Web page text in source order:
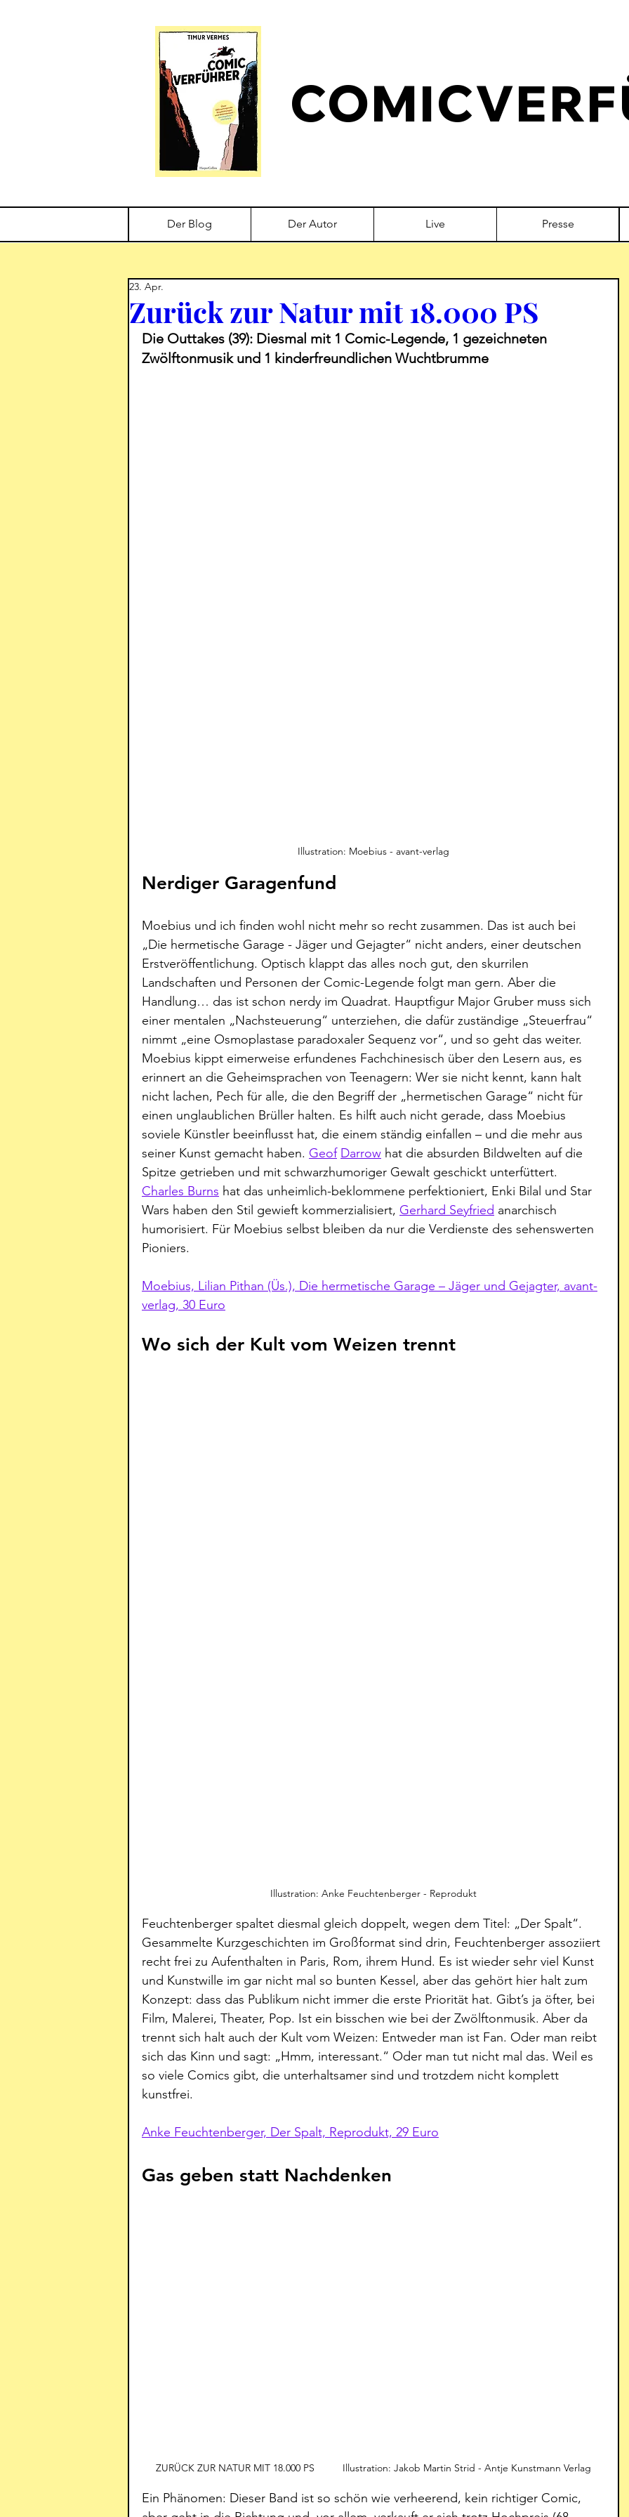
Der Blog Der Autor Live Presse
Zurück zur Natur mit 18.000 PS
23. Apr.
Die Outtakes (39): Diesmal mit 1 Comic-Legende, 1 gezeichneten
Zwölftonmusik und 1 kinderfreundlichen Wuchtbrumme
Illustration: Moebius - avant-verlag
Nerdiger Garagenfund
Moebius und ich finden wohl nicht mehr so recht zusammen. Das ist auch bei
„Die hermetische Garage - Jäger und Gejagter“ nicht anders, einer deutschen
Erstveröffentlichung. Optisch klappt das alles noch gut, den skurrilen
Landschaften und Personen der Comic-Legende folgt man gern. Aber die
Handlung… das ist schon nerdy im Quadrat. Hauptfigur Major Gruber muss sich
einer mentalen „Nachsteuerung“ unterziehen, die dafür zuständige „Steuerfrau“
nimmt „eine Osmoplastase paradoxaler Sequenz vor“, und so geht das weiter.
Moebius kippt eimerweise erfundenes Fachchinesisch über den Lesern aus, es
erinnert an die Geheimsprachen von Teenagern: Wer sie nicht kennt, kann halt
nicht lachen, Pech für alle, die den Begriff der „hermetischen Garage“ nicht für
einen unglaublichen Brüller halten. Es hilft auch nicht gerade, dass Moebius
soviele Künstler beeinflusst hat, die einem ständig einfallen – und die mehr aus
seiner Kunst gemacht haben. Geof Darrow hat die absurden Bildwelten auf die
Spitze getrieben und mit schwarzhumoriger Gewalt geschickt unterfüttert.
Charles Burns hat das unheimlich-beklommene perfektioniert, Enki Bilal und Star
Wars haben den Stil gewieft kommerzialisiert, Gerhard Seyfried anarchisch
humorisiert. Für Moebius selbst bleiben da nur die Verdienste des sehenswerten
Pioniers.
Moebius, Lilian Pithan (Üs.), Die hermetische Garage – Jäger und Gejagter, avant-
verlag, 30 Euro
Wo sich der Kult vom Weizen trennt
Illustration: Anke Feuchtenberger - Reprodukt
Feuchtenberger spaltet diesmal gleich doppelt, wegen dem Titel: „Der Spalt“.
Gesammelte Kurzgeschichten im Großformat sind drin, Feuchtenberger assoziiert
recht frei zu Aufenthalten in Paris, Rom, ihrem Hund. Es ist wieder sehr viel Kunst
und Kunstwille im gar nicht mal so bunten Kessel, aber das gehört hier halt zum
Konzept: dass das Publikum nicht immer die erste Priorität hat. Gibt’s ja öfter, bei
Film, Malerei, Theater, Pop. Ist ein bisschen wie bei der Zwölftonmusik. Aber da
trennt sich halt auch der Kult vom Weizen: Entweder man ist Fan. Oder man reibt
sich das Kinn und sagt: „Hmm, interessant.“ Oder man tut nicht mal das. Weil es
so viele Comics gibt, die unterhaltsamer sind und trotzdem nicht komplett
kunstfrei.
Anke Feuchtenberger, Der Spalt, Reprodukt, 29 Euro
Gas geben statt Nachdenken
ZURÜCK ZUR NATUR MIT 18.000 PS          Illustration: Jakob Martin Strid - Antje Kunstmann Verlag
Ein Phänomen: Dieser Band ist so schön wie verheerend, kein richtiger Comic,